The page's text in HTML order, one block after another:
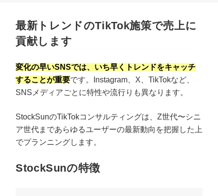
最新トレンドのTikTok施策で売上に
貢献します
変化の早いSNSでは、いち早くトレンドをキャッチ
することが重要です。Instagram、X、TikTokなど、
SNSメディアごとに特性や流行りも異なります。
StockSunのTikTokコンサルティングは、Z世代〜シニ
ア世代まであらゆるユーザーの最新動向を把握した上
でプランニングします。
StockSunの特徴